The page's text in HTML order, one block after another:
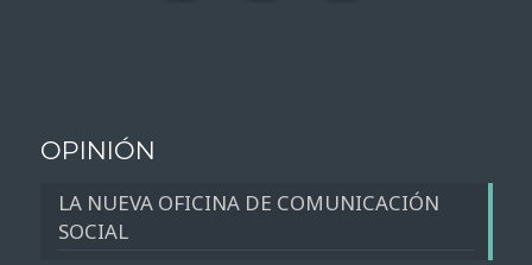
OPINIÓN
LA NUEVA OFICINA DE COMUNICACIÓN
SOCIAL